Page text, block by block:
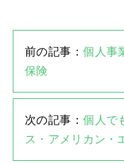
前の記事：個人事
保険
次の記事：個人で
ス・アメリカン・